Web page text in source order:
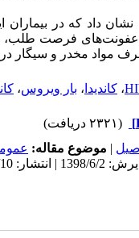
نشان داد که در
فرصت طلب،
مخدر و سیگار در
، کاندیدا ، بار ویروس،
(۲۳۲۱ دریافت)
| موضوع مقاله: